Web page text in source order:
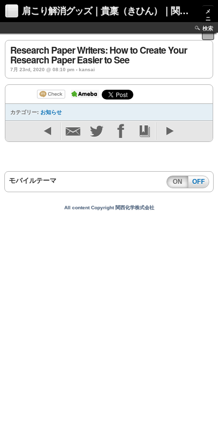
肩こり解消グッズ｜貴稟（きひん）｜関西化学株式会社
メ
ニ
ュ
ー
検索
Research Paper Writers: How to Create Your
Research Paper Easier to See
7月 23rd, 2020 @ 08:10 pm › kansai
カテゴリー: お知らせ
モバイルテーマ ON OFF
All content Copyright 関西化学株式会社